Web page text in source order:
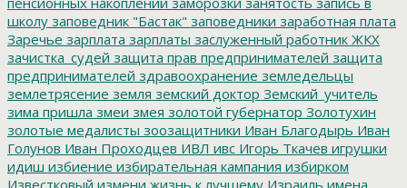
школу заповедник "Бастак" заповедники заработная плата
Заречье зарплата зарплаты заслуженный работник ЖКХ
зачистка_судей защита прав предпринимателей защита
предпринимателей здравоохранение земледельцы
землетрясение земля земский доктор Земский_учитель
зима пришла змеи змея золотой губернатор Золотухин
золотые медалисты зоозащитники Иван Благодырь Иван
Голунов Иван Проходцев ИВЛ ивс Игорь Ткачев игрушки
идиш избиение избирательная кампания избирком
Известковый измени жизнь к лучшему Израиль имена